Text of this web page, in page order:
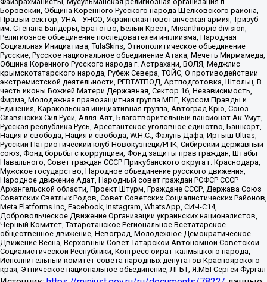
Боровский, Община Коренного Русского народа Щелковского района,
Правый сектор, УНА - УНСО, Украинская повстанческая армия, Тризуб
им. Степана Бандеры, Братство, Белый Крест, Misanthropic division,
Религиозное объединение последователей инглиизма, Народная
Социальная Инициатива, TulaSkins, Этнополитическое объединение
Русские, Русское национальное объединение Атака, Мечеть Мирмамеда,
Община Коренного Русского народа г. Астрахани, ВОЛЯ, Меджлис
крымскотатарского народа, Рубеж Севера, ТОЙС, О противодействии
экстремистской деятельности, РЕВТАТПОД, Артподготовка, Штольц, В
честь иконы Божией Матери Державная, Сектор 16, Независимость,
Фирма, Молодежная правозащитная группа МПГ, Курсом Правды и
Единения, Каракольская инициативная группа, Автоград Крю, Союз
Славянских Сил Руси, Алля-Аят, Благотворительный пансионат Ак Умут,
Русская республика Русь, Арестантское уголовное единство, Башкорт,
Нация и свобода, Нация и свобода, W.H.С., Фалунь Дафа, Иртыш Ultras,
Русский Патриотический клуб-Новокузнецк/РПК, Сибирский державный
союз, Фонд борьбы с коррупцией, Фонд защиты прав граждан, Штабы
Навального, Совет граждан СССР Прикубанского округа г. Краснодара,
Мужское государство, Народное объединение русского движения,
Народное движение Адат, Народный совет граждан РСФСР СССР
Архангельской области, Проект Штурм, Граждане СССР, Держава Союз
Советских Светлых Родов, Совет Советских Социалистических Районов,
Meta Platforms Inc, Facebook, Instagram, WhatsApp, СИЧ-С14,
Добровольческое Движение Организации украинских националистов,
Черный Комитет, Татарстанское Региональное Всетатарское
общественное движение, Невоград, Молодежное Демократическое
Движение Весна, Верховный Совет Татарской Автономной Советской
Социалистической Республики, Конгресс ойрат-калмыцкого народа,
Исполнительный комитет совета народных депутатов Красноярского
края, Этническое национальное объединение, ЛГБТ, Я.МЫ Сергей Фургал